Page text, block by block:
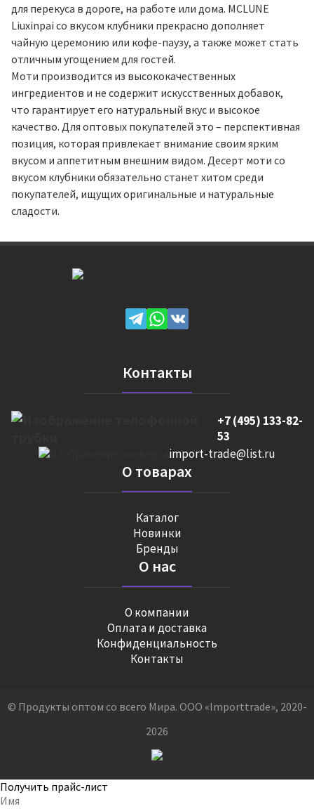
для перекуса в дороге, на работе или дома. MCLUNE
Liuxinpai со вкусом клубники прекрасно дополняет
чайную церемонию или кофе-паузу, а также может стать
отличным угощением для гостей.
Моти производится из высококачественных
ингредиентов и не содержит искусственных добавок,
что гарантирует его натуральный вкус и высокое
качество. Для оптовых покупателей это – перспективная
позиция, которая привлекает внимание своим ярким
вкусом и аппетитным внешним видом. Десерт моти со
вкусом клубники обязательно станет хитом среди
покупателей, ищущих оригинальные и натуральные
сладости.
Контакты
+7 (495) 133-82-
53
import-trade@list.ru
О товарах
Каталог
Новинки
Бренды
О нас
О компании
Оплата и доставка
Конфиденциальность
Контакты
© Продукты оптом со всего Мира. ООО «Importtrade», 2020-
2026
Получить прайс-лист